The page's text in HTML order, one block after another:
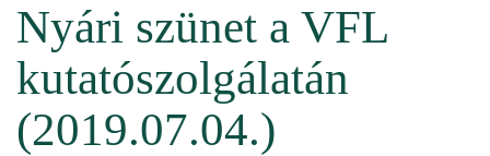
Nyári szünet a VFL
kutatószolgálatán
(2019.07.04.)